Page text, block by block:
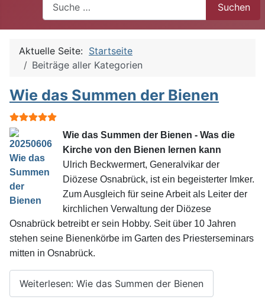
Suchen
Aktuelle Seite: Startseite
Beiträge aller Kategorien
Wie das Summen der Bienen
Bewertung:
Wie das Summen der Bienen - Was die
Kirche von den Bienen lernen kann
Ulrich Beckwermert, Generalvikar der
Diözese Osnabrück, ist ein begeisterter Imker.
Zum Ausgleich für seine Arbeit als Leiter der
kirchlichen Verwaltung der Diözese
Osnabrück betreibt er sein Hobby. Seit über 10 Jahren
stehen seine Bienenkörbe im Garten des Priesterseminars
mitten in Osnabrück.
Weiterlesen: Wie das Summen der Bienen